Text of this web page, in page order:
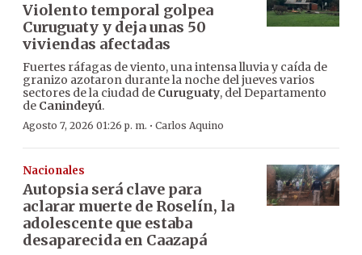
Violento temporal golpea
Curuguaty y deja unas 50
viviendas afectadas
Fuertes ráfagas de viento, una intensa lluvia y caída de
granizo azotaron durante la noche del jueves varios
sectores de la ciudad de Curuguaty, del Departamento
de Canindeyú.
Agosto 7, 2026 01:26 p. m. · Carlos Aquino
Nacionales
Autopsia será clave para
aclarar muerte de Roselín, la
adolescente que estaba
desaparecida en Caazapá